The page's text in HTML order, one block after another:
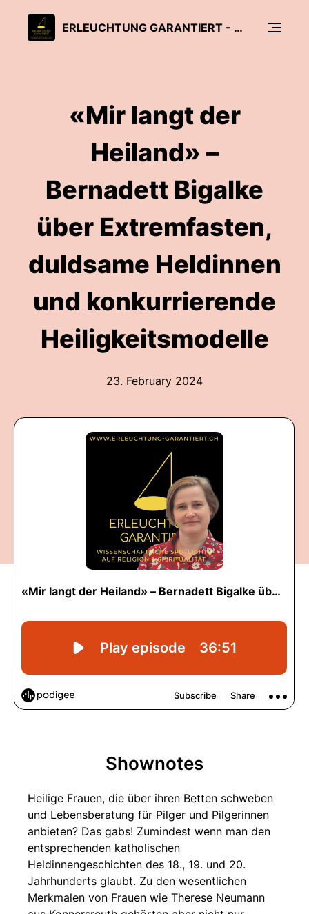
ERLEUCHTUNG GARANTIERT - WISSENSCHAFTLICHE SPOTLIGHTS AUF RELIGION UND SPIRITUALITÄT
«Mir langt der
Heiland» –
Bernadett Bigalke
über Extremfasten,
duldsame Heldinnen
und konkurrierende
Heiligkeitsmodelle
23. February 2024
Shownotes
Heilige Frauen, die über ihren Betten schweben
und Lebensberatung für Pilger und Pilgerinnen
anbieten? Das gabs! Zumindest wenn man den
entsprechenden katholischen
Heldinnengeschichten des 18., 19. und 20.
Jahrhunderts glaubt. Zu den wesentlichen
Merkmalen von Frauen wie Therese Neumann